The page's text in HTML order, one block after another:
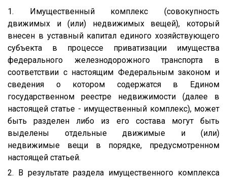
1. Имущественный комплекс (совокупность
движимых и (или) недвижимых вещей), который
внесен в уставный капитал единого хозяйствующего
субъекта в процессе приватизации имущества
федерального железнодорожного транспорта в
соответствии с настоящим Федеральным законом и
сведения о котором содержатся в Едином
государственном реестре недвижимости (далее в
настоящей статье - имущественный комплекс), может
быть разделен либо из его состава могут быть
выделены отдельные движимые и (или)
недвижимые вещи в порядке, предусмотренном
настоящей статьей.
2. В результате раздела имущественного комплекса